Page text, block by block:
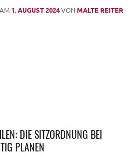
1. AUGUST 2024VONMALTE REITER
DIE SITZORDNUNG BEI
PLANEN